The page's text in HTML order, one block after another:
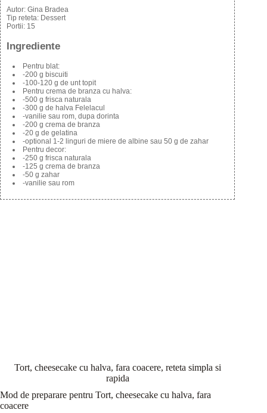
Autor: Gina Bradea
Tip reteta: Dessert
Portii: 15
Ingrediente
Pentru blat:
-200 g biscuiti
-100-120 g de unt topit
Pentru crema de branza cu halva:
-500 g frisca naturala
-300 g de halva Felelacul
-vanilie sau rom, dupa dorinta
-200 g crema de branza
-20 g de gelatina
-optional 1-2 linguri de miere de albine sau 50 g de zahar
Pentru decor:
-250 g frisca naturala
-125 g crema de branza
-50 g zahar
-vanilie sau rom
Tort, cheesecake cu halva, fara coacere, reteta simpla si
rapida
Mod de preparare pentru Tort, cheesecake cu halva, fara
coacere